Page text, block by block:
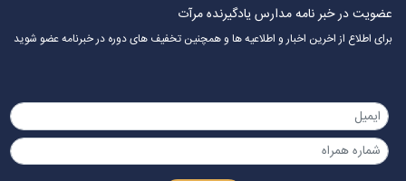
عضویت در خبر نامه مدارس یادگیرنده مرآت
برای اطلاع از اخرین اخبار و اطلاعیه ها و همچنین تخفیف های دوره در خبرنامه عضو شوید